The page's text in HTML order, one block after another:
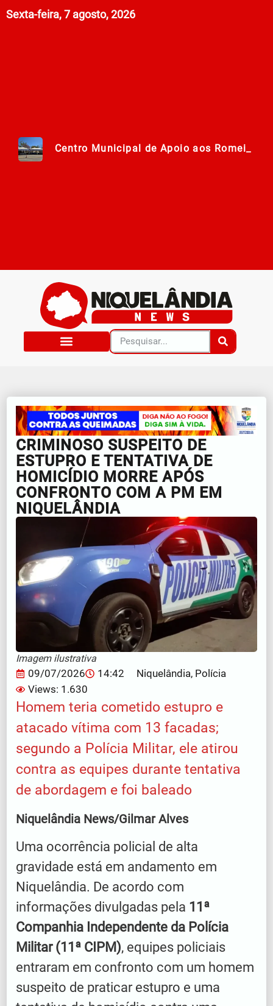
Sexta-feira, 7 agosto, 2026
Centro Municipal de Apoio aos Romeiros
Polícia Militar de Goiás comemora 168
Campanha Nacional de Multivacinação já
Prefeitura em Ação: Mutirão de ações
CRIMINOSO SUSPEITO DE
ESTUPRO E TENTATIVA DE
HOMICÍDIO MORRE APÓS
CONFRONTO COM A PM EM
NIQUELÂNDIA
Imagem ilustrativa
09/07/2026 14:42 Niquelândia, Polícia
Views: 1.630
Homem teria cometido estupro e
atacado vítima com 13 facadas;
segundo a Polícia Militar, ele atirou
contra as equipes durante tentativa
de abordagem e foi baleado
Niquelândia News/Gilmar Alves
Uma ocorrência policial de alta
gravidade está em andamento em
Niquelândia. De acordo com
informações divulgadas pela 11ª
Companhia Independente da Polícia
Militar (11ª CIPM), equipes policiais
entraram em confronto com um homem
suspeito de praticar estupro e uma